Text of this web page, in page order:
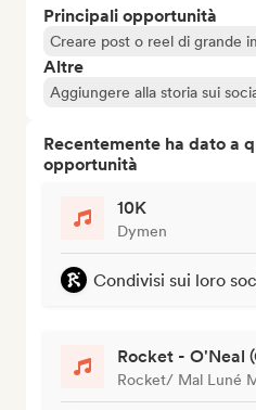
Principali opportunità
Creare post o reel di grande
Altre
Aggiungere alla storia sui
Recentemente ha dato a
opportunità
10K
Dymen
Condivisi sui loro
Rocket - O'Neal
Rocket/ Mal Luné